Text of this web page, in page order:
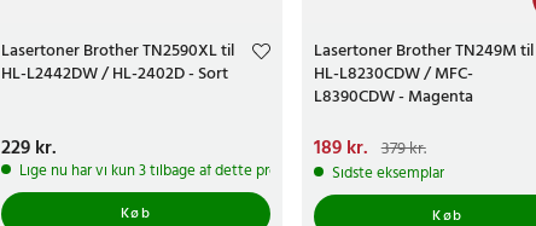
Lasertoner Brother TN2590XL til
HL-L2442DW / HL-2402D - Sort
Pris:229 kr.
229 kr.
Lige nu har vi kun 3 tilbage af dette produkt
Køb
Lasertoner Brother TN249M til
HL-L8230CDW / MFC-
L8390CDW - Magenta
Nuværende pris
pris:379 kr.
189 kr. 379 kr.
Sidste eksemplar
Køb